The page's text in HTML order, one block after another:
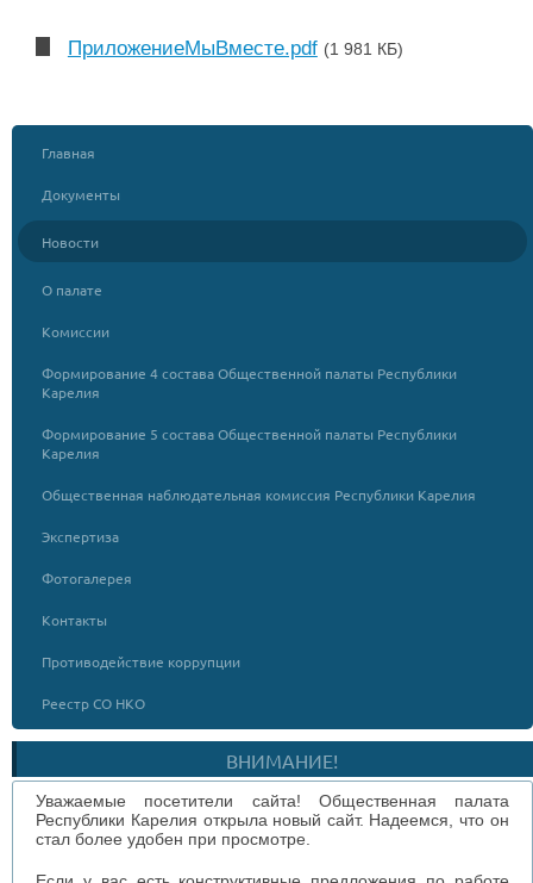
ПриложениеМыВместе.pdf (1 981 КБ)
Главная
Документы
Новости
О палате
Комиссии
Формирование 4 состава Общественной палаты Республики
Карелия
Формирование 5 состава Общественной палаты Республики
Карелия
Общественная наблюдательная комиссия Республики Карелия
Экспертиза
Фотогалерея
Контакты
Противодействие коррупции
Реестр СО НКО
ВНИМАНИЕ!
Уважаемые посетители сайта! Общественная палата
Республики Карелия открыла новый сайт. Надеемся, что он
стал более удобен при просмотре.